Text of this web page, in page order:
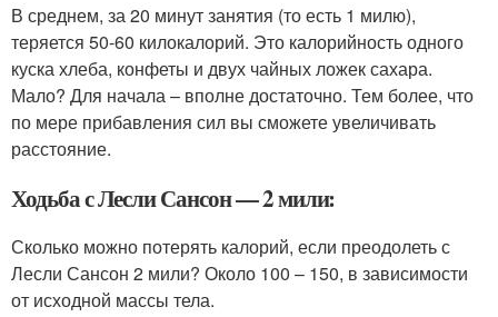
В среднем, за 20 минут занятия (то есть 1 милю),
теряется 50-60 килокалорий. Это калорийность одного
куска хлеба, конфеты и двух чайных ложек сахара.
Мало? Для начала – вполне достаточно. Тем более, что
по мере прибавления сил вы сможете увеличивать
расстояние.
Ходьба с Лесли Сансон — 2 мили:
Сколько можно потерять калорий, если преодолеть с
Лесли Сансон 2 мили? Около 100 – 150, в зависимости
от исходной массы тела.